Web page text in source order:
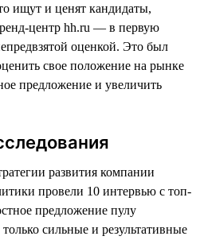
ищут и ценят кандидаты,
центр hh.ru — в первую
оценкой. Это был
свое положение на рынке
предложение и увеличить
развития компании
провели 10 интервью с топ-
предложение пулу
сильные и результативные